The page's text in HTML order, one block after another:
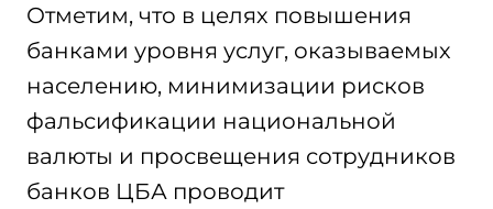
Отметим, что в целях повышения
банками уровня услуг, оказываемых
населению, минимизации рисков
фальсификации национальной
валюты и просвещения сотрудников
банков ЦБА проводит